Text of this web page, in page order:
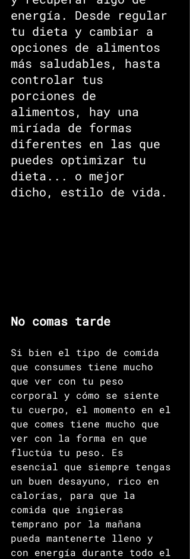
energía. Desde regular
tu dieta y cambiar a
opciones de alimentos
más saludables, hasta
controlar tus
porciones de
alimentos, hay una
miríada de formas
diferentes en las que
puedes optimizar tu
dieta... o mejor
dicho, estilo de vida.
No comas tarde
Si bien el tipo de comida
que consumes tiene mucho
que ver con tu peso
corporal y cómo se siente
tu cuerpo, el momento en el
que comes tiene mucho que
ver con la forma en que
fluctúa tu peso. Es
esencial que siempre tengas
un buen desayuno, rico en
calorías, para que la
comida que ingieras
temprano por la mañana
pueda mantenerte lleno y
con energía durante todo el